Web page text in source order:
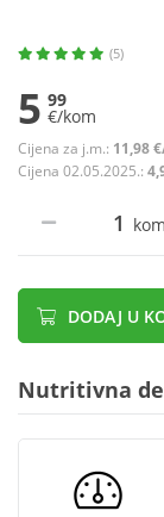
(5)
5 99
€/kom
Cijena za j.m.: 11,98
Cijena 02.05.2025.:
kom
DODAJ U
Nutritivna